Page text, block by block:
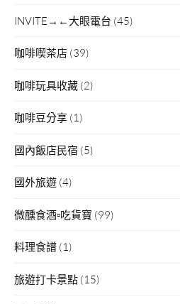
INVITE→←大眼電台 (45)
咖啡喫茶店 (39)
咖啡玩具收藏 (2)
咖啡豆分享 (1)
國內飯店民宿 (5)
國外旅遊 (4)
微醺食酒▫吃貨寶 (99)
料理食譜 (1)
旅遊打卡景點 (15)